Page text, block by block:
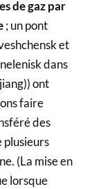
de gaz par
; un pont
et
dans
ont
faire
des
plusieurs
(La mise en
lorsque